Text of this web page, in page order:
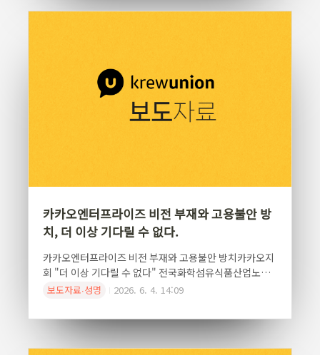
오지회는 이번 교섭 결렬의 가장 큰 원인으로 실적 개선에
러나 교섭 과정에서 회사는 명확하지 않은 이유를 들며 보
상 정상화에 소극적인 입장을 유지했다.카카오지회는 카
카오페이가 상장 전부터 구성원들에게 "상장할 때까지", ..
카카오엔터프라이즈 비전 부재와 고용불안 방
치, 더 이상 기다릴 수 없다.
카카오엔터프라이즈 비전 부재와 고용불안 방치카카오지
회 "더 이상 기다릴 수 없다" 전국화학섬유식품산업노동
조합 카카오지회(이하 카카오지회)는 카카오엔터프라이
일방적인 고통분담, 장기간 방치된 고용불안 문제를 지목
했다.카카오엔터프라이즈의 핵심 사업인 클라우드는 카카
오 공동체 차원의 전략사업임에도 불구하고, 현재까지도
보도자료∙성명 2026. 6. 4. 14:09